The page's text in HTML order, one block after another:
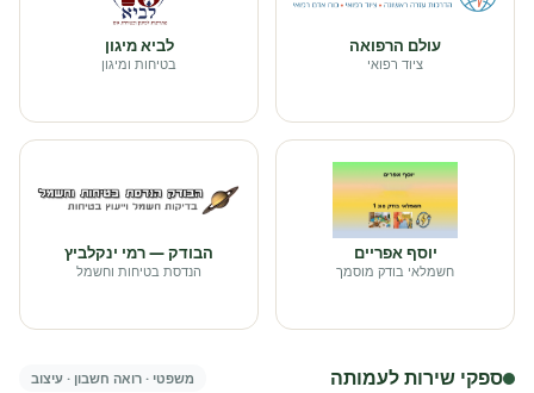
עולם הרפואה
ציוד רפואי
לביא מיגון
בטיחות ומיגון
יוסף אפריים
חשמלאי בודק מוסמך
הבודק — רמי ינקלביץ
הנדסת בטיחות וחשמל
ספקי שירות לעמותה משפטי · רואה חשבון · עיצוב